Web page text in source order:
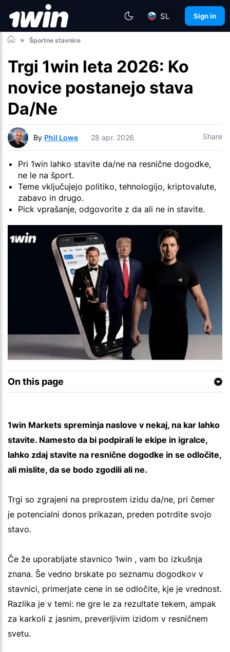
SL Sign in
Športne stavnice
Trgi 1win leta 2026: Ko
novice postanejo stava
Da/Ne
By Phil Lowe 28 apr. 2026 Share
Pri 1win lahko stavite da/ne na resnične dogodke,
ne le na šport.
Teme vključujejo politiko, tehnologijo, kriptovalute,
zabavo in drugo.
Pick vprašanje, odgovorite z da ali ne in stavite.
On this page
1win Markets spreminja naslove v nekaj, na kar lahko
stavite. Namesto da bi podpirali le ekipe in igralce,
lahko zdaj stavite na resnične dogodke in se odločite,
ali mislite, da se bodo zgodili ali ne.
Trgi so zgrajeni na preprostem izidu da/ne, pri čemer
je potencialni donos prikazan, preden potrdite svojo
stavo.
Če že uporabljate stavnico 1win , vam bo izkušnja
znana. Še vedno brskate po seznamu dogodkov v
stavnici, primerjate cene in se odločite, kje je vrednost.
Razlika je v temi: ne gre le za rezultate tekem, ampak
za karkoli z jasnim, preverljivim izidom v resničnem
svetu.